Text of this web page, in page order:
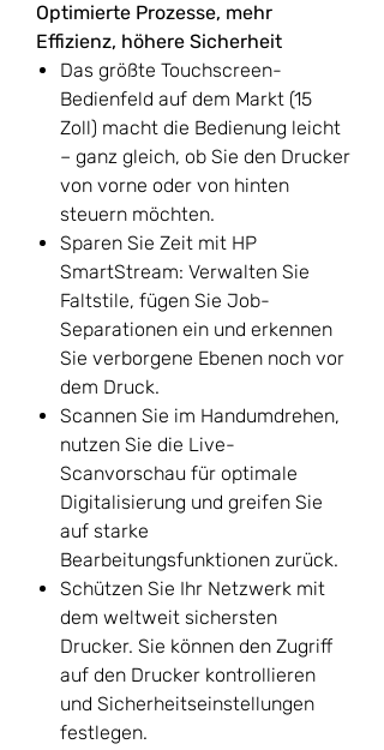
Optimierte Prozesse, mehr
Effizienz, höhere Sicherheit
Das größte Touchscreen-
Bedienfeld auf dem Markt (15
Zoll) macht die Bedienung leicht
– ganz gleich, ob Sie den Drucker
von vorne oder von hinten
steuern möchten.
Sparen Sie Zeit mit HP
SmartStream: Verwalten Sie
Faltstile, fügen Sie Job-
Separationen ein und erkennen
Sie verborgene Ebenen noch vor
dem Druck.
Scannen Sie im Handumdrehen,
nutzen Sie die Live-
Scanvorschau für optimale
Digitalisierung und greifen Sie
auf starke
Bearbeitungsfunktionen zurück.
Schützen Sie Ihr Netzwerk mit
dem weltweit sichersten
Drucker. Sie können den Zugriff
auf den Drucker kontrollieren
und Sicherheitseinstellungen
festlegen.